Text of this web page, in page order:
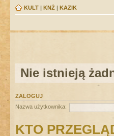
KULT | KNŻ | KAZIK
Nie istnieją
ZALOGUJ
Nazwa użytkownika:
KTO